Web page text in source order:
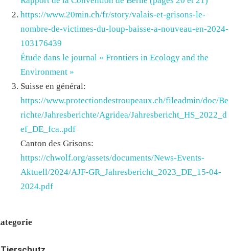
https://www.20min.ch/fr/story/valais-et-grisons-le-
nombre-de-victimes-du-loup-baisse-a-nouveau-en-2024-
103176439
Étude dans le journal « Frontiers in Ecology and the
Environment »
Suisse en général:
https://www.protectiondestroupeaux.ch/fileadmin/doc/Be
richte/Jahresberichte/Agridea/Jahresbericht_HS_2022_d
ef_DE_fca..pdf
Canton des Grisons:
https://chwolf.org/assets/documents/News-Events-
Aktuell/2024/AJF-GR_Jahresbericht_2023_DE_15-04-
2024.pdf